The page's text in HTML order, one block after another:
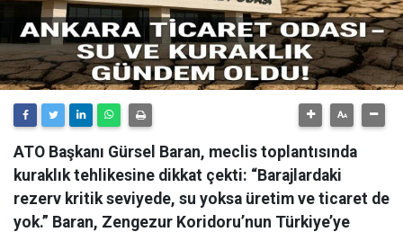
ATO Başkanı Gürsel Baran, meclis toplantısında
kuraklık tehlikesine dikkat çekti: “Barajlardaki
rezerv kritik seviyede, su yoksa üretim ve ticaret de
yok.” Baran, Zengezur Koridoru’nun Türkiye’ye